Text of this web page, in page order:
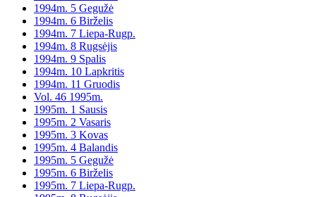
1994m. 5 Gegužė
1994m. 6 Birželis
1994m. 7 Liepa-Rugp.
1994m. 8 Rugsėjis
1994m. 9 Spalis
1994m. 10 Lapkritis
1994m. 11 Gruodis
Vol. 46 1995m.
1995m. 1 Sausis
1995m. 2 Vasaris
1995m. 3 Kovas
1995m. 4 Balandis
1995m. 5 Gegužė
1995m. 6 Birželis
1995m. 7 Liepa-Rugp.